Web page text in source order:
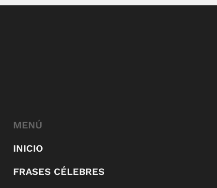
MENÚ
INICIO
FRASES CÉLEBRES